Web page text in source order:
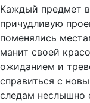
Каждый предмет
причудливую
поменялись
манит своей
ожиданием и
справиться с
следам неслышно